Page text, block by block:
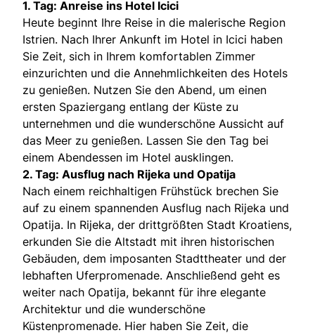
1. Tag: Anreise ins Hotel Icici
Heute beginnt Ihre Reise in die malerische Region
Istrien. Nach Ihrer Ankunft im Hotel in Icici haben
Sie Zeit, sich in Ihrem komfortablen Zimmer
einzurichten und die Annehmlichkeiten des Hotels
zu genießen. Nutzen Sie den Abend, um einen
ersten Spaziergang entlang der Küste zu
unternehmen und die wunderschöne Aussicht auf
das Meer zu genießen. Lassen Sie den Tag bei
einem Abendessen im Hotel ausklingen.
2. Tag: Ausflug nach Rijeka und Opatija
Nach einem reichhaltigen Frühstück brechen Sie
auf zu einem spannenden Ausflug nach Rijeka und
Opatija. In Rijeka, der drittgrößten Stadt Kroatiens,
erkunden Sie die Altstadt mit ihren historischen
Gebäuden, dem imposanten Stadttheater und der
lebhaften Uferpromenade. Anschließend geht es
weiter nach Opatija, bekannt für ihre elegante
Architektur und die wunderschöne
Küstenpromenade. Hier haben Sie Zeit, die